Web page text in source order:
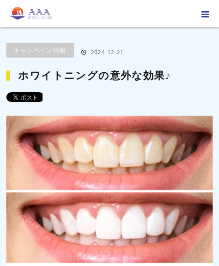
ブログ
ホワイトニングの意外な効
♪
キャンペーン情報 2024.12.21
ホワイトニングの意外な効果♪